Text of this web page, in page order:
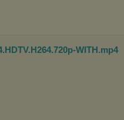
Ci reklama nie
to reklama
internetowej w
cookies na
pliki cookies,
przeglądarki
WITH .mp4